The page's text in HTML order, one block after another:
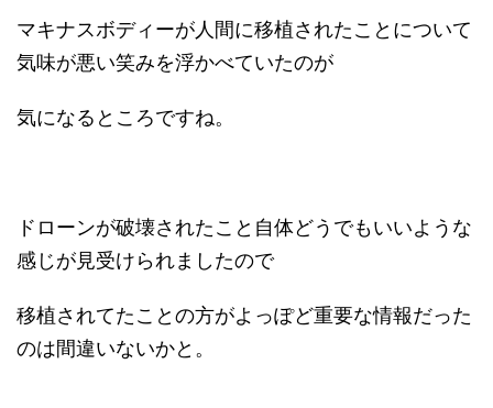
マキナスボディーが人間に移植されたことについて
気味が悪い笑みを浮かべていたのが
気になるところですね。
ドローンが破壊されたこと自体どうでもいいような
感じが見受けられましたので
移植されてたことの方がよっぽど重要な情報だった
のは間違いないかと。